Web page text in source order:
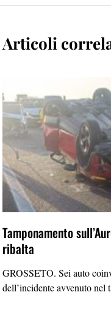
Articoli
Tamponamento
ribalta
GROSSETO. Sei auto
dell’incidente avvenuto nel